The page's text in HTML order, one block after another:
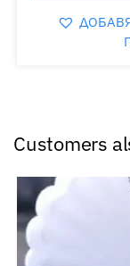
Customers